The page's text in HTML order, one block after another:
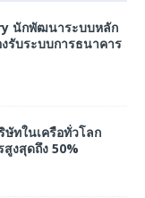
นักพัฒนาระบบหลัก
รับระบบการธนาคาร
ทในเครือทั่วโลก
งสุดถึง 50%